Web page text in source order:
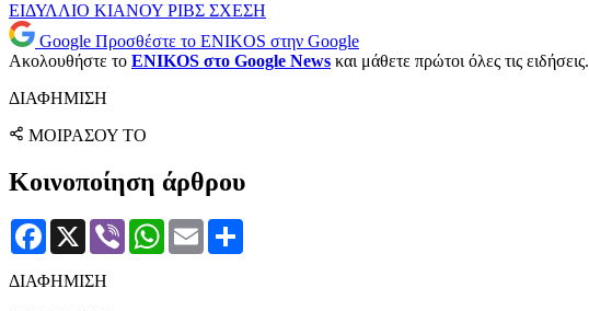
ΕΙΔΥΛΛΙΟ ΚΙΑΝΟΥ ΡΙΒΣ ΣΧΕΣΗ
Google Προσθέστε το ENIKOS στην Google
Ακολουθήστε το ENIKOS στο Google News και μάθετε πρώτοι όλες τις ειδήσεις.
ΔΙΑΦΗΜΙΣΗ
ΜΟΙΡΑΣΟΥ ΤΟ
Κοινοποίηση άρθρου
Facebook
X Viber WhatsApp
Email
ΔΙΑΦΗΜΙΣΗ